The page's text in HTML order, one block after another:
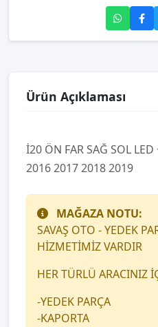
Ürün Açıklaması
İ20 ÖN FAR SAĞ SOL
2016 2017 2018 2019
MAĞAZA NOTU:
SAVAŞ OTO - YEDEK
HİZMETİMİZ VARDIR
HER TÜRLÜ ARACINIZ
-YEDEK PARÇA
-KAPORTA